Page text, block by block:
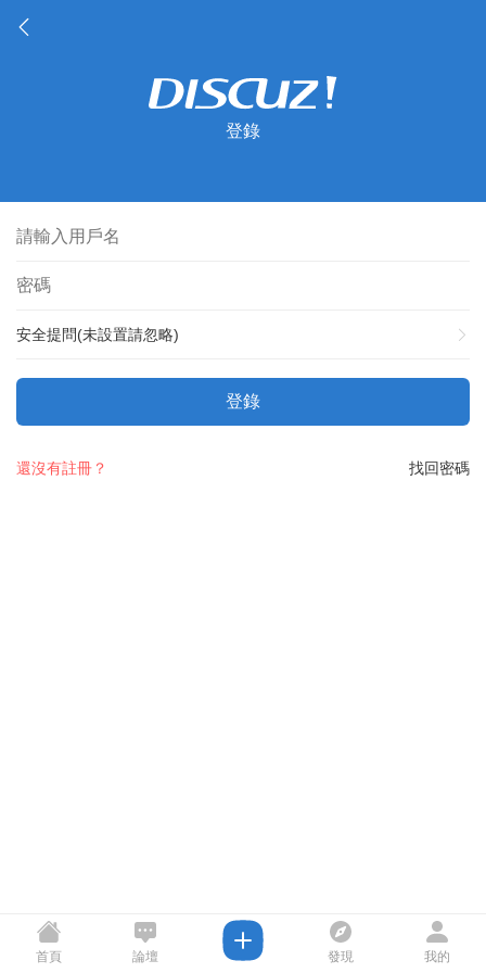
登錄
安全提問(未設置請忽略)
登錄
找回密碼
還沒有註冊？
首頁 論壇 發現 我的